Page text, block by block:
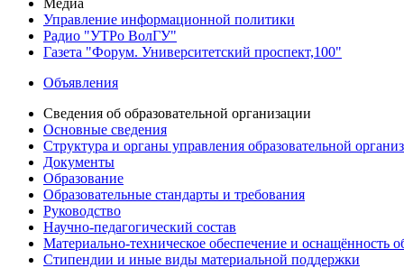
Медиа
Управление информационной политики
Радио "УТРо ВолГУ"
Газета "Форум. Университетский проспект,100"
Объявления
Сведения об образовательной организации
Основные сведения
Структура и органы управления образовательной
Документы
Образование
Образовательные стандарты и требования
Руководство
Научно-педагогический состав
Материально-техническое обеспечение и оснащённость
Стипендии и иные виды материальной поддержки